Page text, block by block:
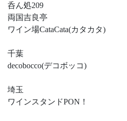
呑ん処209
両国吉良亭
ワイン場CataCata(カタカタ)
千葉
decobocco(デコボッコ)
埼玉
ワインスタンドPON！